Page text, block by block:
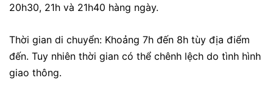
20h30, 21h và 21h40 hàng ngày.
Thời gian di chuyển: Khoảng 7h đến 8h tùy địa điểm
đến. Tuy nhiên thời gian có thể chênh lệch do tình hình
giao thông.